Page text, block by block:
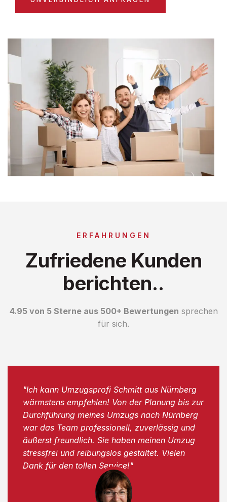
ERFAHRUNGEN
Zufriedene Kunden
berichten..
4.95 von 5 Sterne aus 500+ Bewertungen sprechen
für sich.
"Ich kann Umzugsprofi Schmitt aus Nürnberg
wärmstens empfehlen! Von der Planung bis zur
Durchführung meines Umzugs nach Nürnberg
war das Team professionell, zuverlässig und
äußerst freundlich. Sie haben meinen Umzug
stressfrei und reibungslos gestaltet. Vielen
Dank für den tollen Service!"